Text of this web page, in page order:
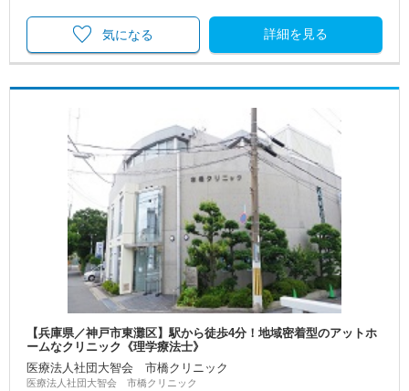
詳細を見る
気になる
【兵庫県／神戸市東灘区】駅から徒歩4分！地域密着型のアットホ
ームなクリニック《理学療法士》
医療法人社団大智会 市橋クリニック
医療法人社団大智会 市橋クリニック